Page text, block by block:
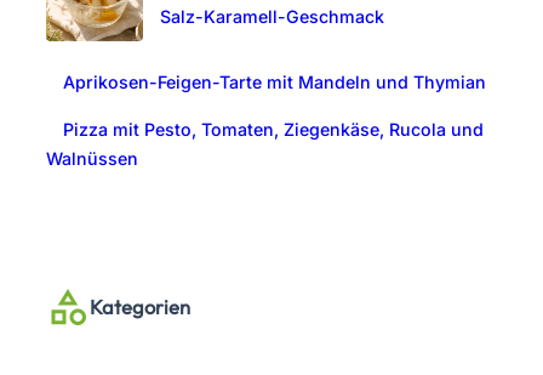
Salz-Karamell-Geschmack
Aprikosen-Feigen-Tarte mit Mandeln und Thymian
Pizza mit Pesto, Tomaten, Ziegenkäse, Rucola und
Walnüssen
Kategorien